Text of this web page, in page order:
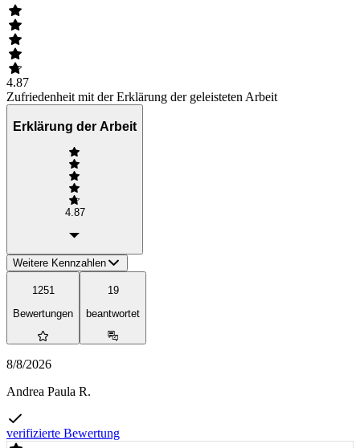
4.87
Zufriedenheit mit der Erklärung der geleisteten Arbeit
Erklärung der Arbeit
4.87
Weitere Kennzahlen
1251
Bewertungen
19
beantwortet
8/8/2026
Andrea Paula R.
verifizierte Bewertung